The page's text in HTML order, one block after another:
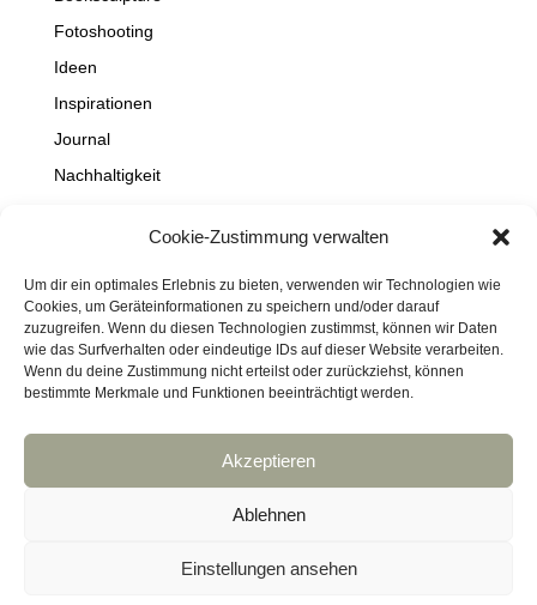
Cookie-Zustimmung verwalten
Um dir ein optimales Erlebnis zu bieten, verwenden wir Technologien wie
Cookies, um Geräteinformationen zu speichern und/oder darauf
zuzugreifen. Wenn du diesen Technologien zustimmst, können wir Daten
wie das Surfverhalten oder eindeutige IDs auf dieser Website verarbeiten.
Wenn du deine Zustimmung nicht erteilst oder zurückziehst, können
bestimmte Merkmale und Funktionen beeinträchtigt werden.
Akzeptieren
Ablehnen
Einstellungen ansehen
Fotoshooting
Ideen
Inspirationen
Journal
Nachhaltigkeit
Projekte
Schaufenster
Travel
Datenschutz
Haftungsausschluss